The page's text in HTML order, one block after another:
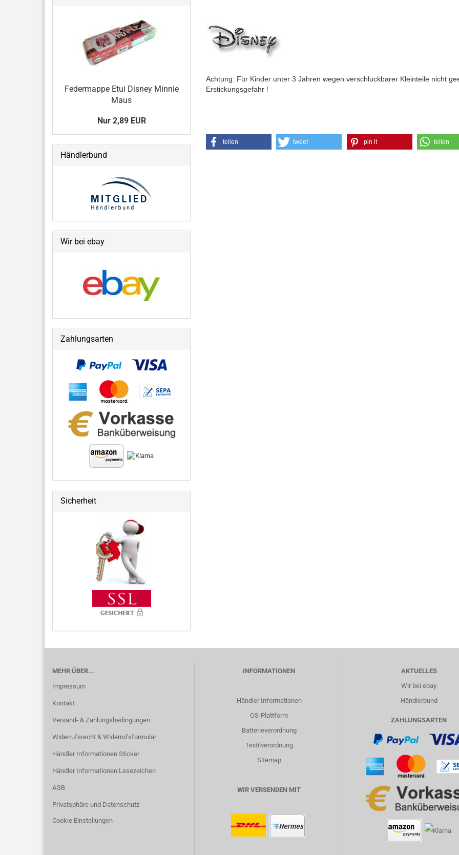
Achtung: Für Kinder unter 3 Jahren wegen verschluckbarer Kleinteile nicht
Erstickungsgefahr !
teilen tweet pin it teilen
Federmappe Etui Disney Minnie
Maus
Nur 2,89 EUR
Händlerbund
Wir bei ebay
Zahlungsarten
Sicherheit
MEHR ÜBER...
Impressum
Kontakt
Versand- & Zahlungsbedingungen
Widerrufsrecht & Widerrufsformular
Händler Informationen Sticker
Händler Informationen Lesezeichen
AGB
Privatsphäre und Datenschutz
Cookie Einstellungen
INFORMATIONEN
Händler Informationen
OS-Plattform
Batterieverordnung
Textilverordnung
Sitemap
WIR VERSENDEN MIT
AKTUELLES
Wir bei ebay
Händlerbund
ZAHLUNGSARTEN